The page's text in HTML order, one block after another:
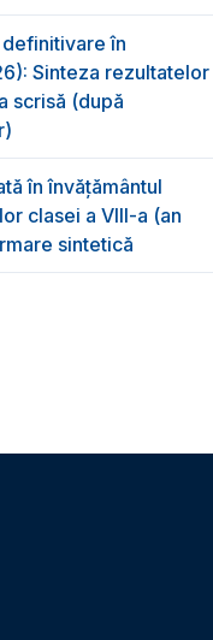
în
Sinteza rezultatelor
scrisă (după
în învăţământul
clasei a VIII-a (an
sintetică